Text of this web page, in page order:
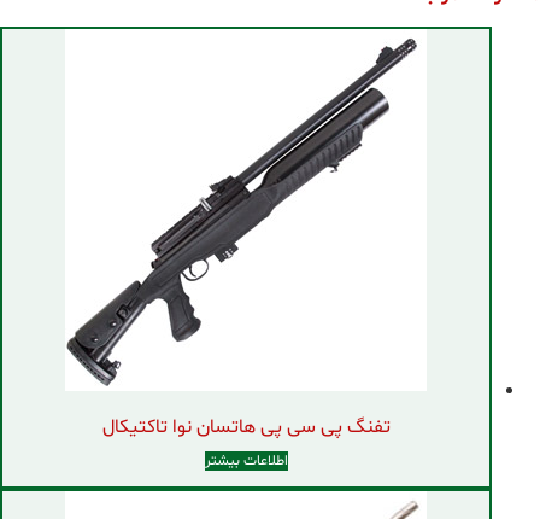
تفنگ پی سی پی هاتسان نوا تاکتیکال
اطلاعات بیشتر